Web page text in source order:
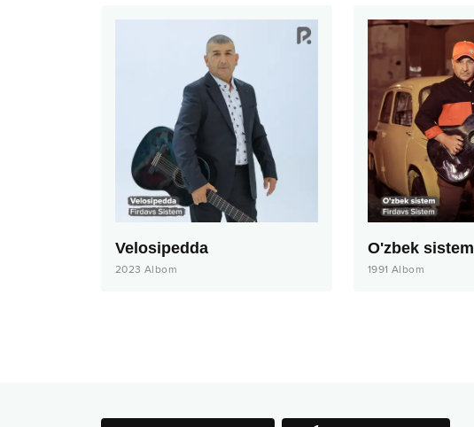
Velosipedda
2023 Albom
O'zbek sistem
1991 Albom